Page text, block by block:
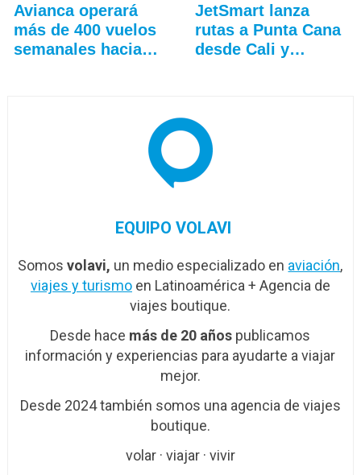
Avianca operará
más de 400 vuelos
semanales hacia…
JetSmart lanza
rutas a Punta Cana
desde Cali y
EQUIPO VOLAVI
Somosvolavi, un medio especializado en aviación,
viajes y turismoen Latinoamérica + Agencia de
viajes boutique.
Desde hace más de 20 años publicamos
información y experiencias para ayudarte a viajar
mejor.
Desde 2024 también somos una agencia de viajes
boutique.
volar · viajar · vivir